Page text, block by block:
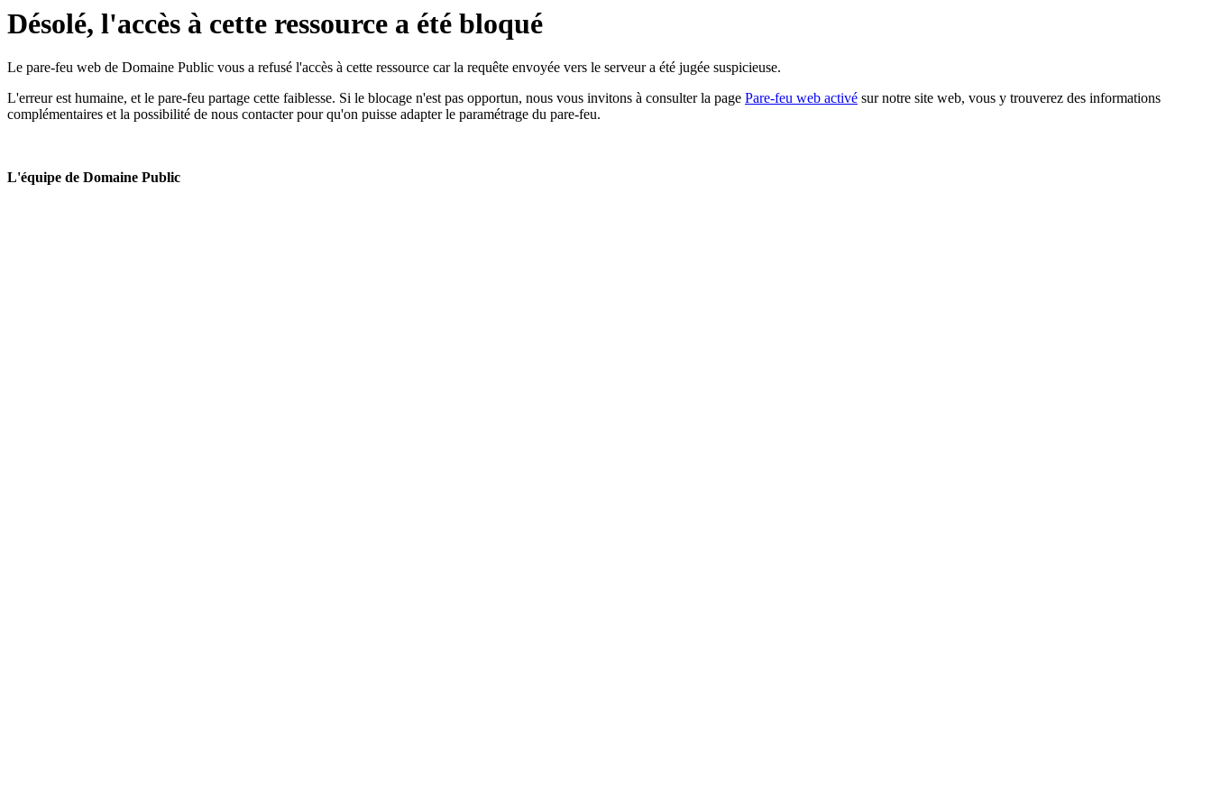
Désolé, l'accès à cette ressource a été bloqué
Le pare-feu web de Domaine Public vous a refusé l'accès à cette ressource car la requête envoyée vers le serveur a été jugée suspicieuse.
L'erreur est humaine, et le pare-feu partage cette faiblesse. Si le blocage n'est pas opportun, nous vous invitons à consulter la page Pare-feu web activé sur notre site web, vous y trouverez des informations
complémentaires et la possibilité de nous contacter pour qu'on puisse adapter le paramétrage du pare-feu.
L'équipe de Domaine Public